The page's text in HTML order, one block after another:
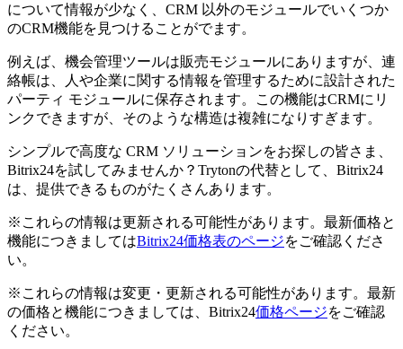
について情報が少なく、CRM 以外のモジュールでいくつか
のCRM機能を見つけることがでます。
例えば、機会管理ツールは販売モジュールにありますが、連
絡帳は、人や企業に関する情報を管理するために設計された
パーティ モジュールに保存されます。この機能はCRMにリ
ンクできますが、そのような構造は複雑になりすぎます。
シンプルで高度な CRM ソリューションをお探しの皆さま、
Bitrix24を試してみませんか？Trytonの代替として、Bitrix24
は、提供できるものがたくさんあります。
※これらの情報は更新される可能性があります。最新価格と
機能につきましてはBitrix24価格表のページをご確認くださ
い。
※これらの情報は変更・更新される可能性があります。最新
の価格と機能につきましては、Bitrix24価格ページをご確認
ください。